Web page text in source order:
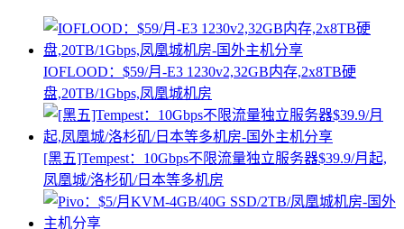
IOFLOOD：$59/月-E3 1230v2,32GB内存,2x8TB硬
盘,20TB/1Gbps,凤凰城机房
[黑五]Tempest：10Gbps不限流量独立服务器$39.9/月起,
凤凰城/洛杉矶/日本等多机房